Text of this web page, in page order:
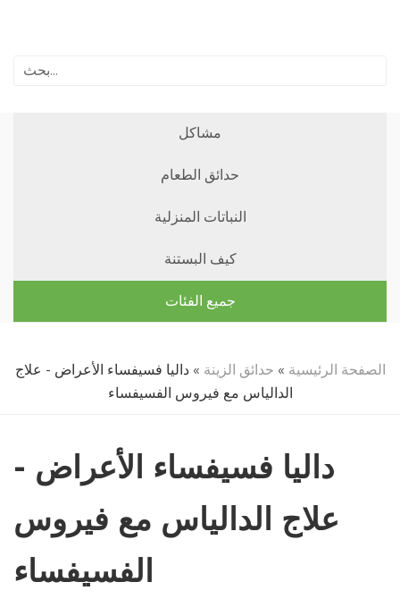
مشاكل
حدائق الطعام
النباتات المنزلية
كيف البستنة
جميع الفئات
الصفحة الرئيسية » حدائق الزينة » داليا فسيفساء الأعراض - علاج
الدالياس مع فيروس الفسيفساء
داليا فسيفساء الأعراض -
علاج الدالياس مع فيروس
الفسيفساء